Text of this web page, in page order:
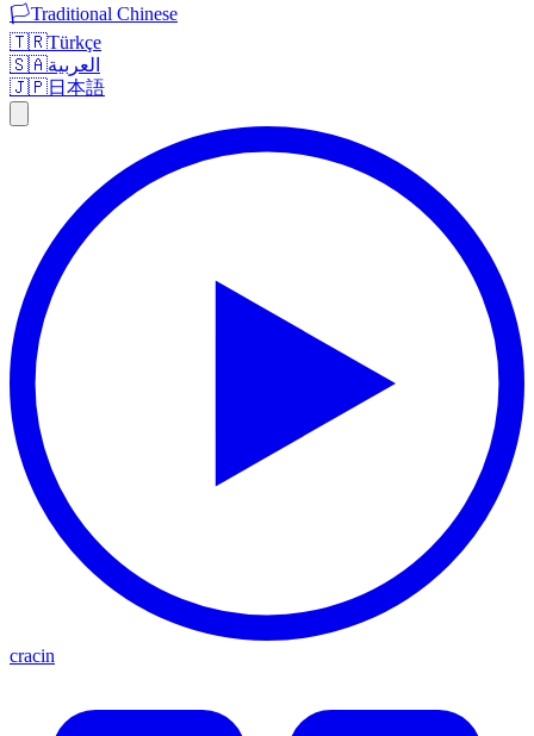
🏳️Traditional Chinese
🇹🇷Türkçe
🇸🇦العربية
🇯🇵日本語
cracin